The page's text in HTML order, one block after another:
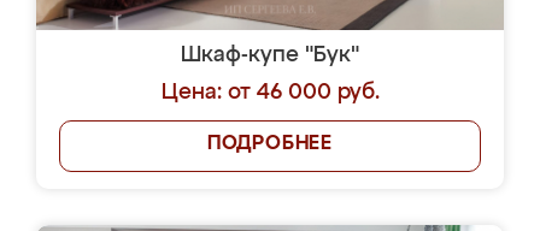
Шкаф-купе "Бук"
Цена: от 46 000 руб.
ПОДРОБНЕЕ